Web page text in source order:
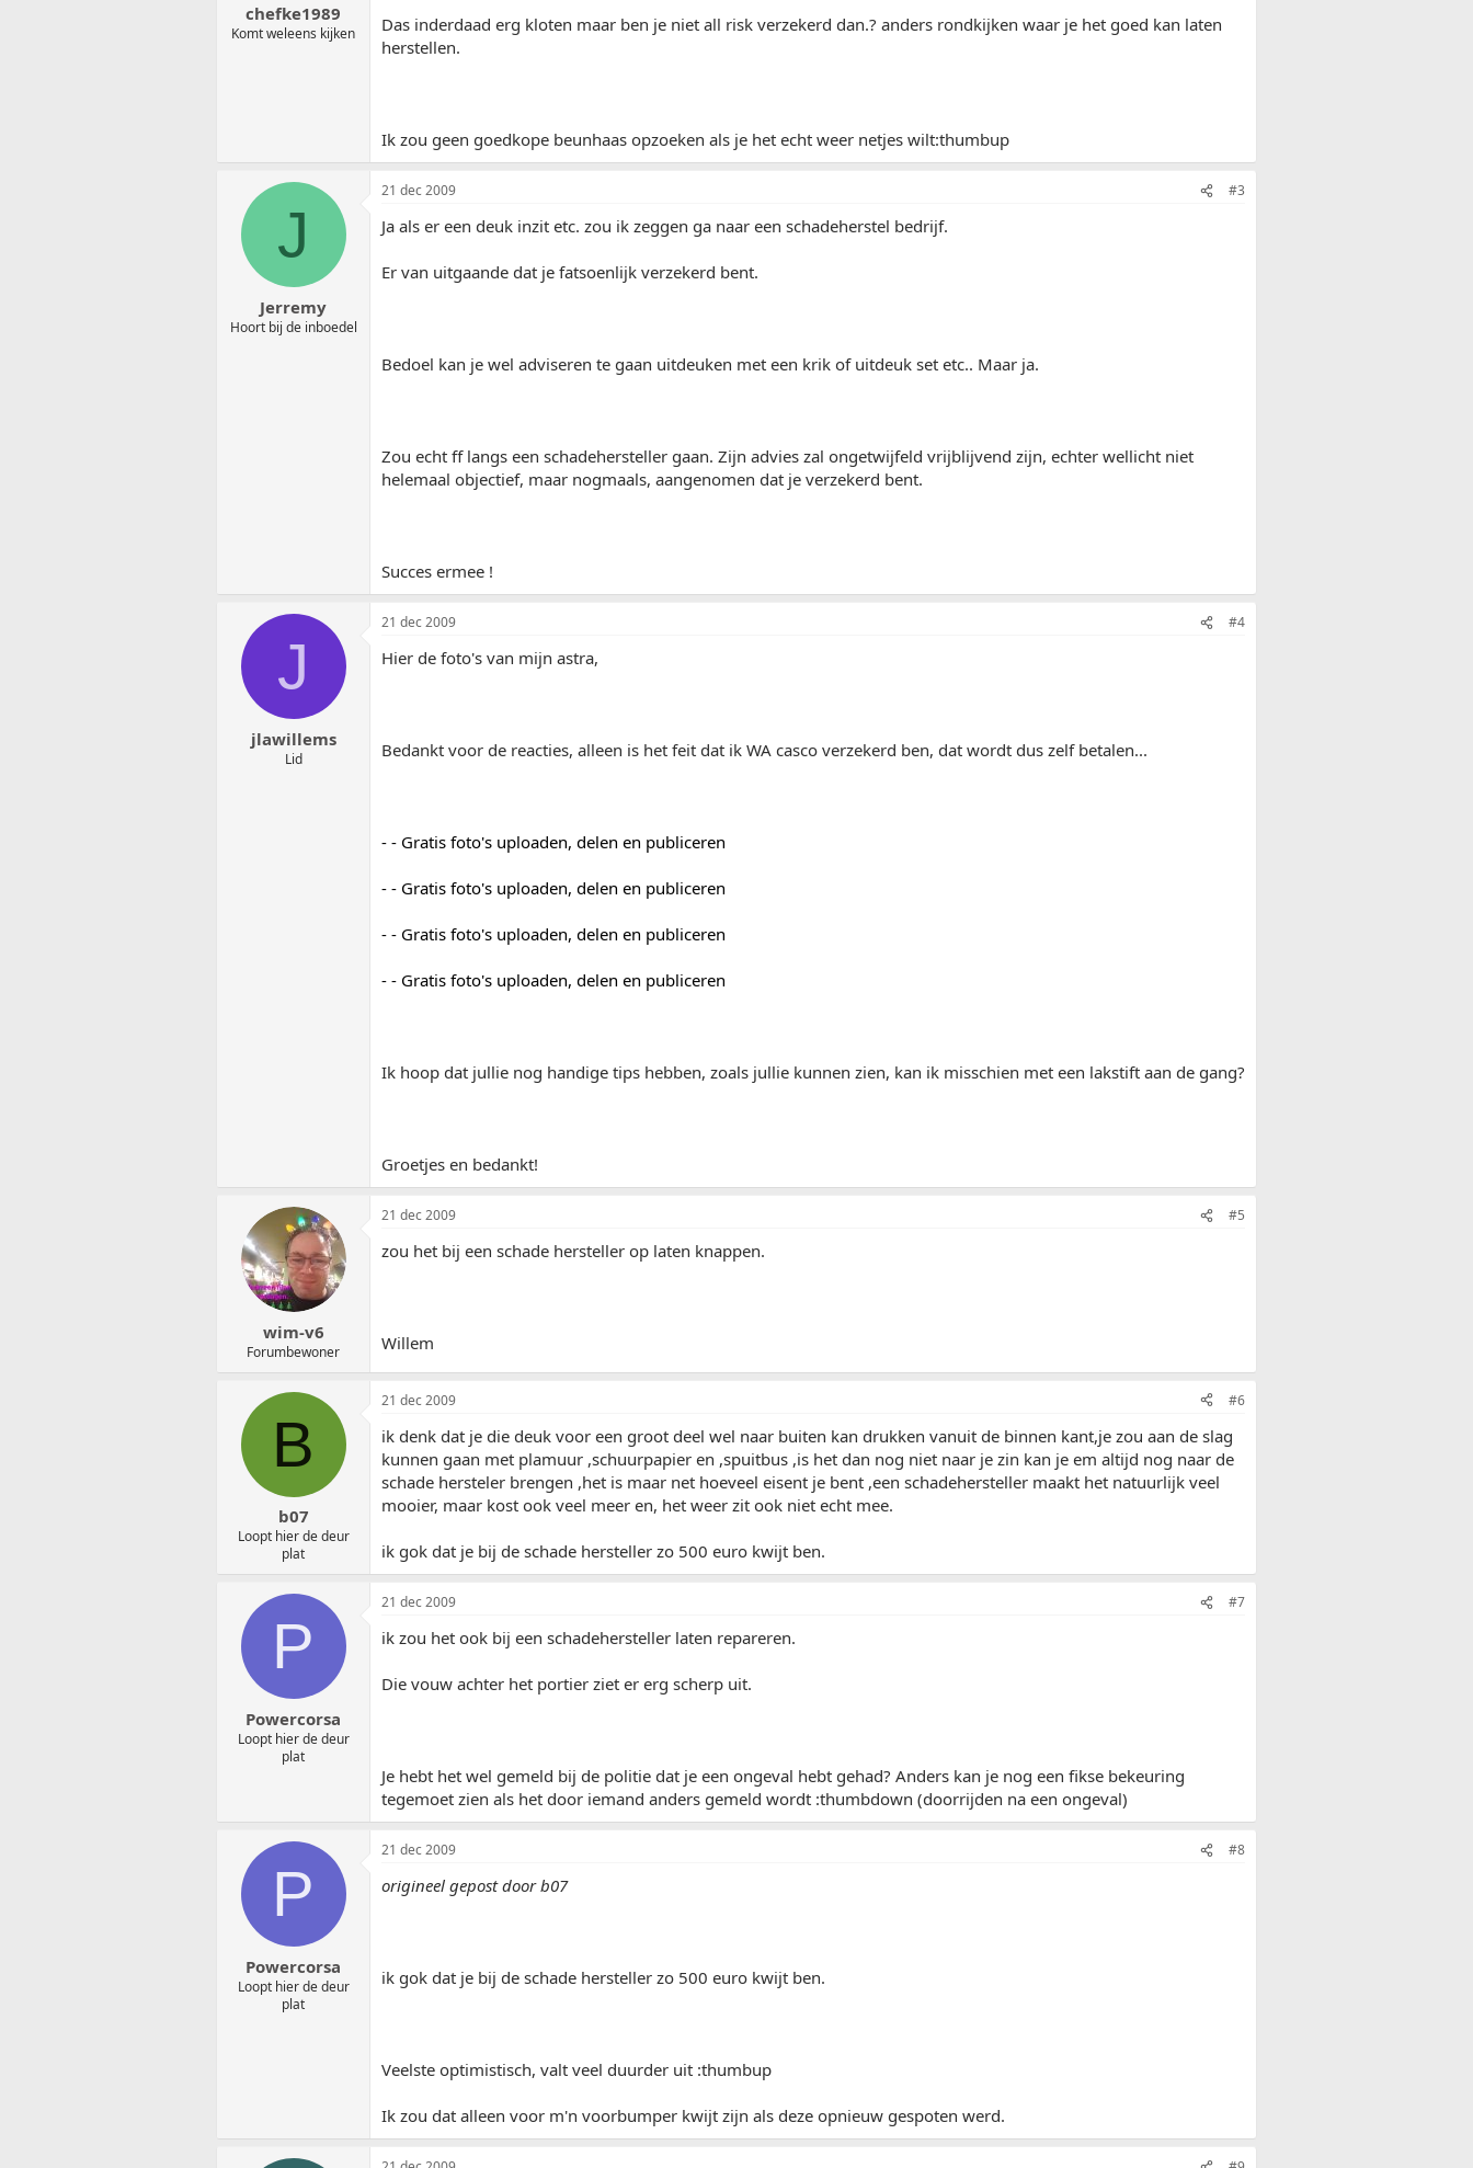
chefke1989
Komt weleens kijken
Das inderdaad erg kloten maar ben je niet all risk verzekerd dan.? anders rondkijken waar je het goed kan laten
herstellen.
Ik zou geen goedkope beunhaas opzoeken als je het echt weer netjes wilt:thumbup
J
Jerremy
Hoort bij de inboedel
21 dec 2009 #3
Ja als er een deuk inzit etc. zou ik zeggen ga naar een schadeherstel bedrijf.
Er van uitgaande dat je fatsoenlijk verzekerd bent.
Bedoel kan je wel adviseren te gaan uitdeuken met een krik of uitdeuk set etc.. Maar ja.
Zou echt ff langs een schadehersteller gaan. Zijn advies zal ongetwijfeld vrijblijvend zijn, echter wellicht niet
helemaal objectief, maar nogmaals, aangenomen dat je verzekerd bent.
Succes ermee !
J
jlawillems
Lid
21 dec 2009 #4
Hier de foto's van mijn astra,
Bedankt voor de reacties, alleen is het feit dat ik WA casco verzekerd ben, dat wordt dus zelf betalen...
- - Gratis foto's uploaden, delen en publiceren
- - Gratis foto's uploaden, delen en publiceren
- - Gratis foto's uploaden, delen en publiceren
- - Gratis foto's uploaden, delen en publiceren
Ik hoop dat jullie nog handige tips hebben, zoals jullie kunnen zien, kan ik misschien met een lakstift aan de gang?
Groetjes en bedankt!
wim-v6
Forumbewoner
21 dec 2009 #5
zou het bij een schade hersteller op laten knappen.
Willem
B
b07
Loopt hier de deur
plat
21 dec 2009 #6
ik denk dat je die deuk voor een groot deel wel naar buiten kan drukken vanuit de binnen kant,je zou aan de slag
kunnen gaan met plamuur ,schuurpapier en ,spuitbus ,is het dan nog niet naar je zin kan je em altijd nog naar de
schade hersteler brengen ,het is maar net hoeveel eisent je bent ,een schadehersteller maakt het natuurlijk veel
mooier, maar kost ook veel meer en, het weer zit ook niet echt mee.
ik gok dat je bij de schade hersteller zo 500 euro kwijt ben.
P
Powercorsa
Loopt hier de deur
plat
21 dec 2009 #7
ik zou het ook bij een schadehersteller laten repareren.
Die vouw achter het portier ziet er erg scherp uit.
Je hebt het wel gemeld bij de politie dat je een ongeval hebt gehad? Anders kan je nog een fikse bekeuring
tegemoet zien als het door iemand anders gemeld wordt :thumbdown (doorrijden na een ongeval)
P
Powercorsa
Loopt hier de deur
plat
21 dec 2009 #8
origineel gepost door b07
ik gok dat je bij de schade hersteller zo 500 euro kwijt ben.
Veelste optimistisch, valt veel duurder uit :thumbup
Ik zou dat alleen voor m'n voorbumper kwijt zijn als deze opnieuw gespoten werd.